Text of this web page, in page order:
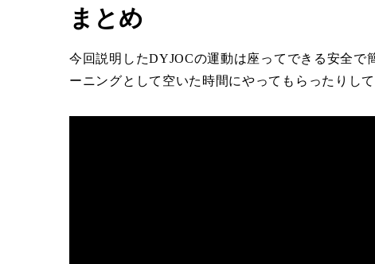
まとめ
今回説明したDYJOCの運動は座ってできる安全
ーニングとして空いた時間にやってもらったりし